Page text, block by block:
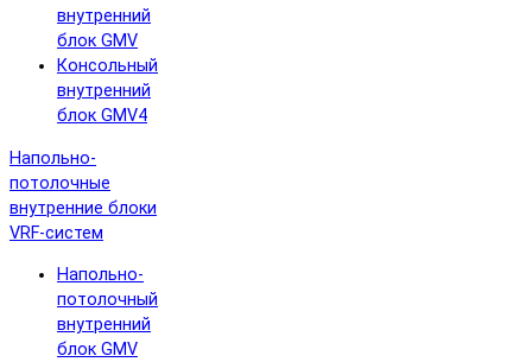
внутренний
блок GMV
Консольный
внутренний
блок GMV4
Напольно-
потолочные
внутренние блоки
VRF-систем
Напольно-
потолочный
внутренний
блок GMV